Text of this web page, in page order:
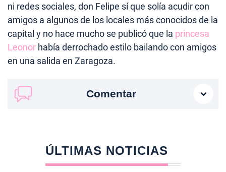
ni redes sociales, don Felipe sí que solía acudir con
amigos a algunos de los locales más conocidos de la
capital y no hace mucho se publicó que la princesa
Leonor había derrochado estilo bailando con amigos
en una salida en Zaragoza.
Comentar
ÚLTIMAS NOTICIAS